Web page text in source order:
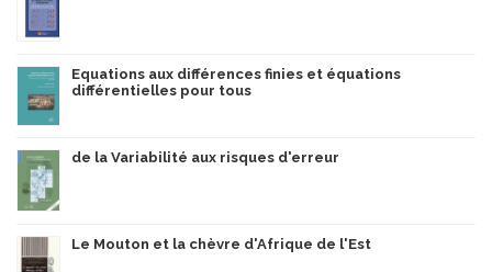
Equations aux différences finies et équations
différentielles pour tous
de la Variabilité aux risques d'erreur
Le Mouton et la chèvre d'Afrique de l'Est